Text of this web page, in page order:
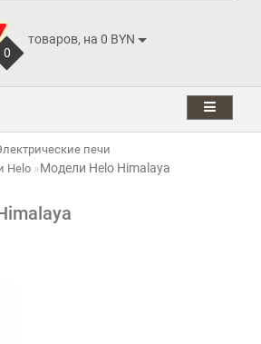
0
товаров, на 0 BYN
печи
Helo
Модели Helo Himalaya